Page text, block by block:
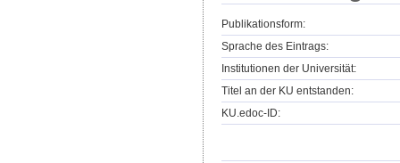
Publikationsform:
Sprache des Eintrags:
Institutionen der Universität:
Titel an der KU entstanden:
KU.edoc-ID: